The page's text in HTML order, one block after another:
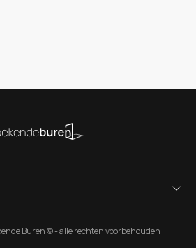
Buren © - alle rechten voorbehouden